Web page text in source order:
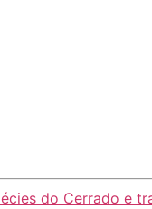
do Cerrado e